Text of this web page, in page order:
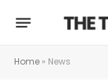
Home » News